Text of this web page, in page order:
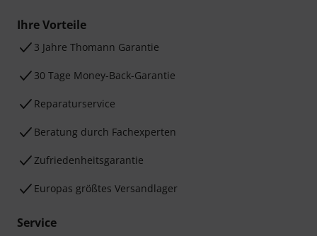
Ihre Vorteile
3 Jahre Thomann Garantie
30 Tage Money-Back-Garantie
Reparaturservice
Beratung durch Fachexperten
Zufriedenheitsgarantie
Europas größtes Versandlager
Service